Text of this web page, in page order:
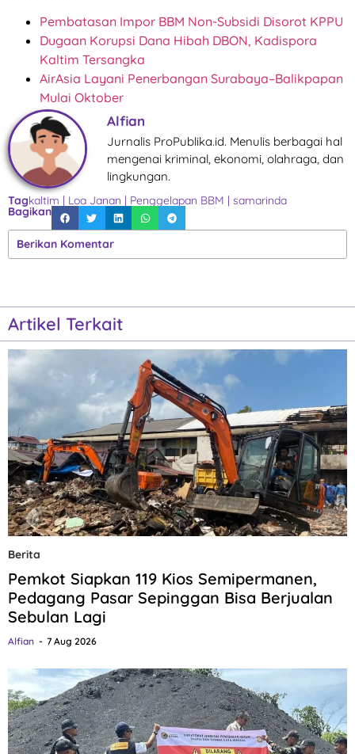
Pembatasan Impor BBM Non-Subsidi Disorot KPPU
Dugaan Korupsi Dana Hibah DBON, Kadispora
Kaltim Tersangka
AirAsia Layani Penerbangan Surabaya–Balikpapan
Mulai Oktober
Alfian
Jurnalis ProPublika.id. Menulis berbagai hal
mengenai kriminal, ekonomi, olahraga, dan
lingkungan.
Tagkaltim | Loa Janan | Penggelapan BBM | samarinda
Bagikan
Berikan Komentar
Artikel Terkait
Berita
Pemkot Siapkan 119 Kios Semipermanen,
Pedagang Pasar Sepinggan Bisa Berjualan
Sebulan Lagi
Alfian 7 Aug 2026